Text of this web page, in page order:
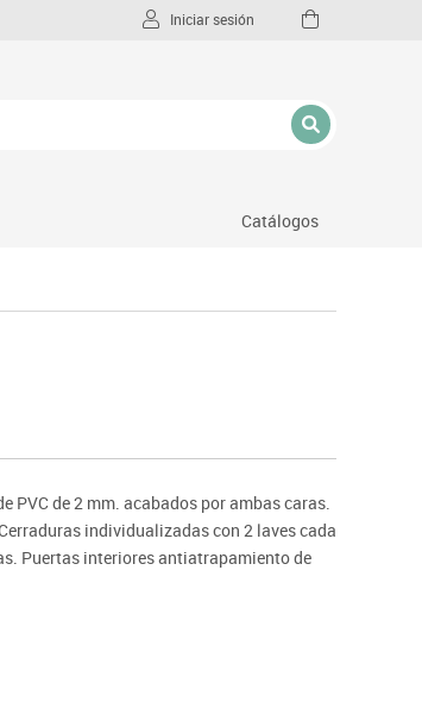
Iniciar sesión
Catálogos
PVC de 2 mm. acabados por ambas caras.
individualizadas con 2 laves cada
Puertas interiores antiatrapamiento de